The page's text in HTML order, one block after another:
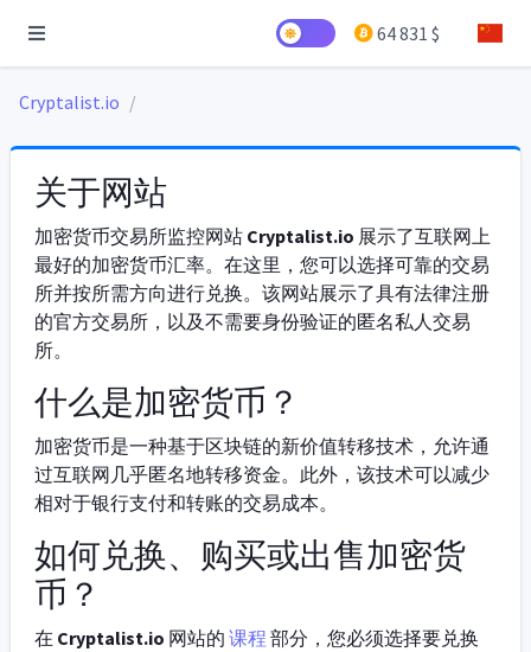
64 831 $
Cryptalist.io
关于网站
加密货币交易所监控网站 Cryptalist.io 展示了互联网上
最好的加密货币汇率。在这里，您可以选择可靠的交易
所并按所需方向进行兑换。该网站展示了具有法律注册
的官方交易所，以及不需要身份验证的匿名私人交易
所。
什么是加密货币？
加密货币是一种基于区块链的新价值转移技术，允许通
过互联网几乎匿名地转移资金。此外，该技术可以减少
相对于银行支付和转账的交易成本。
如何兑换、购买或出售加密货
币？
在 Cryptalist.io 网站的 课程 部分，您必须选择要兑换